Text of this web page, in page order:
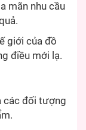
mãn nhu cầu
giới của đồ
điều mới lạ.
các đối tượng